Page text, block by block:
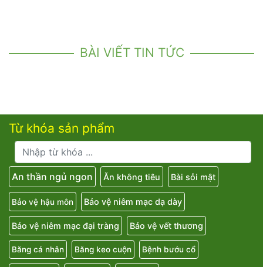
BÀI VIẾT TIN TỨC
Từ khóa sản phẩm
An thần ngủ ngon Ăn không tiêu Bài sỏi mật
Bảo vệ hậu môn Bảo vệ niêm mạc dạ dày
Bảo vệ niêm mạc đại tràng Bảo vệ vết thương
Băng cá nhân Băng keo cuộn Bệnh bướu cổ